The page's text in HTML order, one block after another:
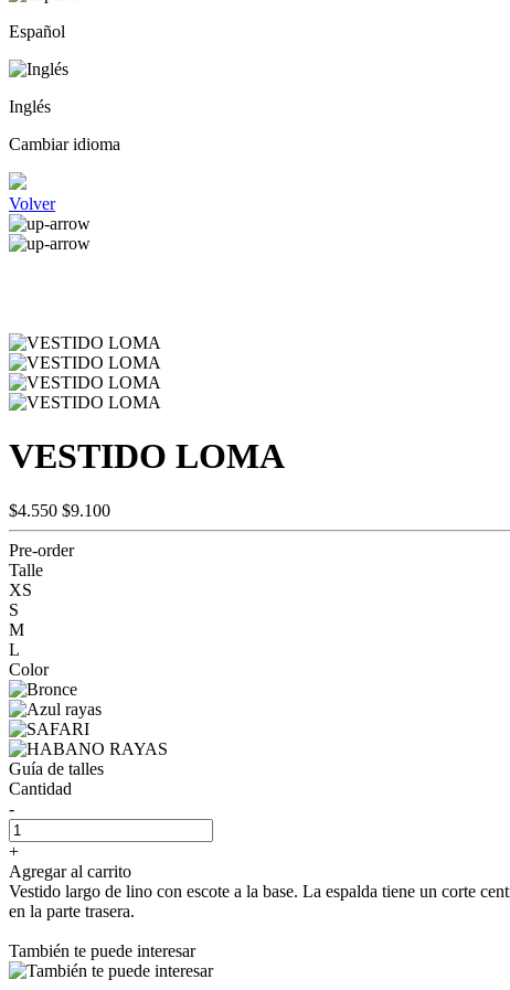
Español
Inglés
Cambiar idioma
Volver
VESTIDO LOMA
$4.550 $9.100
Pre-order
Talle
XS
S
M
L
Color
Guía de talles
Cantidad
-
+
Agregar al carrito
Vestido largo de lino con escote a la base. La espalda tiene un corte
en la parte trasera.
También te puede interesar